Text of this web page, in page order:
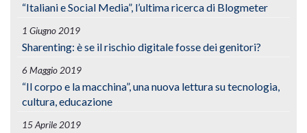
“Italiani e Social Media”, l’ultima ricerca di Blogmeter
1 Giugno 2019
Sharenting: è se il rischio digitale fosse dei genitori?
6 Maggio 2019
“Il corpo e la macchina”, una nuova lettura su tecnologia,
cultura, educazione
15 Aprile 2019